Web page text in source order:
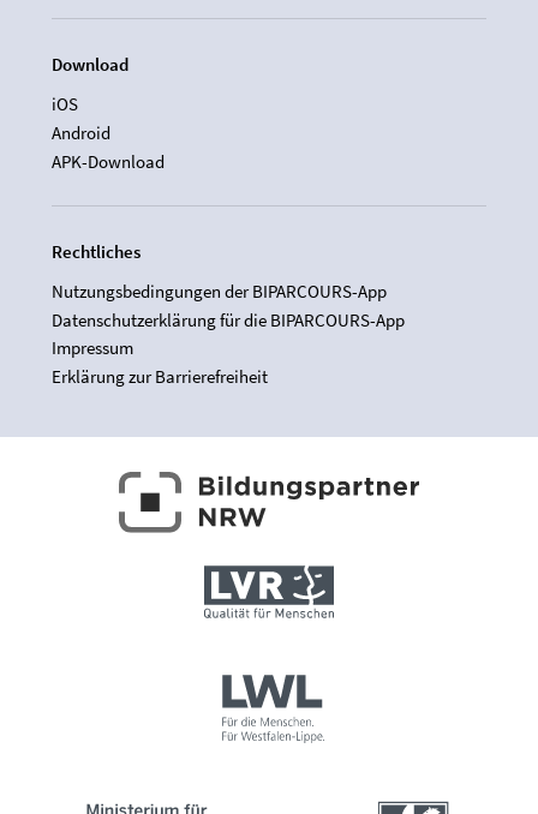
Download
iOS
Android
APK-Download
Rechtliches
Nutzungsbedingungen der BIPARCOURS-App
Datenschutzerklärung für die BIPARCOURS-App
Impressum
Erklärung zur Barrierefreiheit